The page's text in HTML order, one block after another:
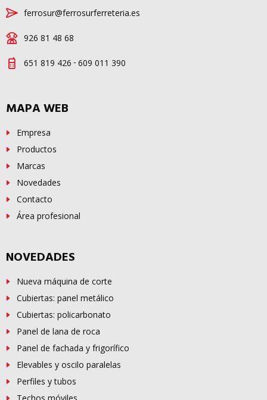
ferrosur@ferrosurferreteria.es
926 81 48 68
651 819 426 - 609 011 390
MAPA WEB
Empresa
Productos
Marcas
Novedades
Contacto
Área profesional
NOVEDADES
Nueva máquina de corte
Cubiertas: panel metálico
Cubiertas: policarbonato
Panel de lana de roca
Panel de fachada y frigorífico
Elevables y oscilo paralelas
Perfiles y tubos